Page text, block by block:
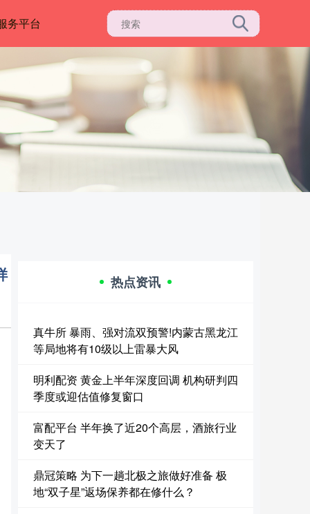
务平台
热点资讯
真牛所 暴雨、强对流双预警!内蒙古黑龙江
等局地将有10级以上雷暴大风
明利配资 黄金上半年深度回调 机构研判四
季度或迎估值修复窗口
富配平台 半年换了近20个高层，酒旅行业
变天了
鼎冠策略 为下一趟北极之旅做好准备 极
地“双子星”返场保养都在修什么？